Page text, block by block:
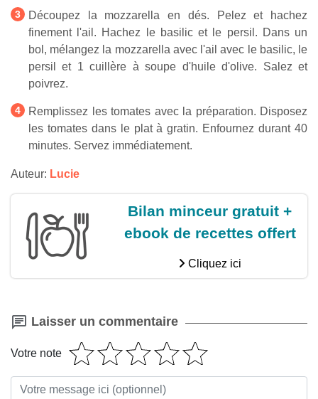
Découpez la mozzarella en dés. Pelez et hachez
finement l'ail. Hachez le basilic et le persil. Dans un
bol, mélangez la mozzarella avec l'ail avec le basilic, le
persil et 1 cuillère à soupe d'huile d'olive. Salez et
poivrez.
Remplissez les tomates avec la préparation. Disposez
les tomates dans le plat à gratin. Enfournez durant 40
minutes. Servez immédiatement.
Auteur: Lucie
Bilan minceur gratuit +
ebook de recettes offert
Cliquez ici
Laisser un commentaire
Votre note